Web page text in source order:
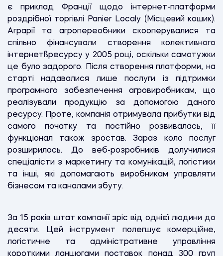
є приклад Франції щодо інтернет-платформи
роздрібної торгівлі Panier Localу (Місцевий кошик).
Аграрії та агропереобники скооперувалися та
спільно фінансували створення колективного
інтернетßресурсу у 2005 році, оскільки самотужки
це було задорого. Після створення платформи, на
старті надавалися лише послуги із підтримки
програмного забезпечення агровиробникам, що
реалізували продукцію за допомогою даного
ресурсу. Проте, компанія отримувала прибутки від
самого початку та постійно розвивалась, її
функціонал також зростав. Зараз коло послуг
розширилось. До веб-розробників долучилися
спеціалісти з маркетингу та комунікацій, логістики
та інші, які допомагають виробникам управляти
бізнесом та каналами збуту.
За 15 років штат компанії зріс від однієї людини до
десяти. Цей інструмент полегшує комерційне,
логістичне та адміністративне управління
короткими ланцюгами поставок понад 300 груп